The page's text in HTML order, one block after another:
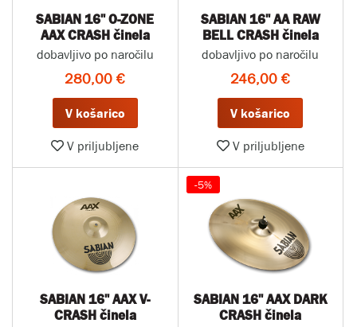
SABIAN 16" O-ZONE
AAX CRASH činela
dobavljivo po naročilu
280,00 €
V košarico
V priljubljene
SABIAN 16" AA RAW
BELL CRASH činela
dobavljivo po naročilu
246,00 €
V košarico
V priljubljene
SABIAN 16" AAX V-
CRASH činela
SABIAN 16" AAX DARK
CRASH činela
-5%